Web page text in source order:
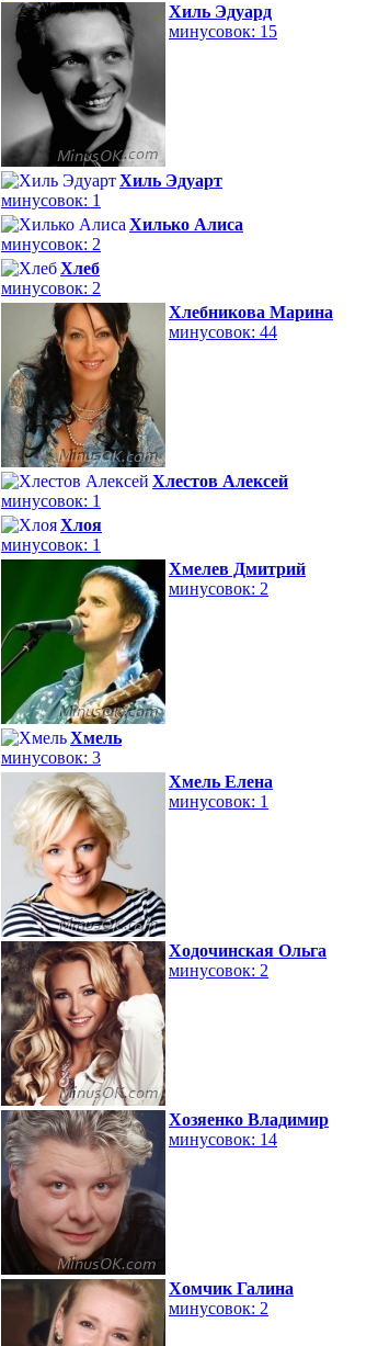
Хиль Эдуард
минусовок: 15
Хиль Эдуарт
минусовок: 1
Хилько Алиса
минусовок: 2
Хлеб
минусовок: 2
Хлебникова Марина
минусовок: 44
Хлестов Алексей
минусовок: 1
Хлоя
минусовок: 1
Хмелев Дмитрий
минусовок: 2
Хмель
минусовок: 3
Хмель Елена
минусовок: 1
Ходочинская Ольга
минусовок: 2
Хозяенко Владимир
минусовок: 14
Хомчик Галина
минусовок: 2